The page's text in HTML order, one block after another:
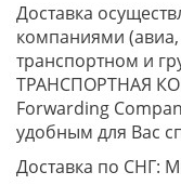
Доставка
компаниями
транспортном и
ТРАНСПОРТНАЯ
Forwarding
удобным для Вас
Доставка по СНГ: